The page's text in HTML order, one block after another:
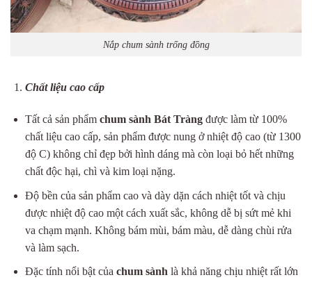
Nắp chum sành trống đồng
Chất liệu cao cấp
Tất cả sản phẩm chum sành Bát Tràngđược làm từ 100%
chất liệu cao cấp, sản phẩm được nung ở nhiệt độ cao (từ 1300
độ C) không chỉ đẹp bởi hình dáng mà còn loại bỏ hết những
chất độc hại, chì và kim loại nặng.
Độ bền của sản phẩm cao và dày dặn cách nhiệt tốt và chịu
được nhiệt độ cao một cách xuất sắc, không dễ bị sứt mẻ khi
va chạm mạnh. Không bám mùi, bám màu, dễ dàng chùi rửa
và làm sạch.
Đặc tính nổi bật của chum sành là khả năng chịu nhiệt rất lớn